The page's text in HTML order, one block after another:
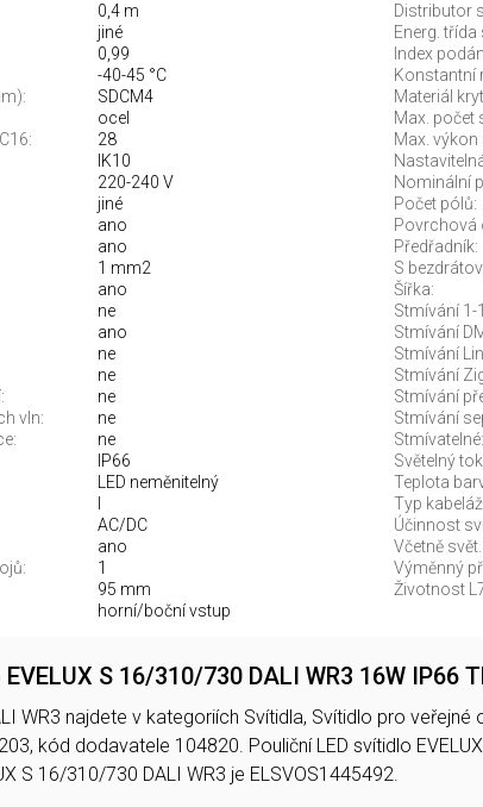
0,4 m Distributor
jiné Energ.
0,99 Index
-40-45 °C Konstantní
SDCM4 Materiál
ocel Max. počet
28 Max.
IK10
220-240 V Nominální
jiné Počet pólů:
ano Povrchová
ano Předřadník:
1 mm2 S
ano Šířka:
ne Stmívání 1-
ano Stmívání
ne Stmívání
ne Stmívání
ne Stmívání
vln:
ne Stmívání
ne Stmívatelné:
IP66 Světelný
LED neměnitelný Teplota
Typ
AC/DC Účinnost
ano Včetně
1 Výměnný
95 mm Životnost
horní/boční vstup
S 16/310/730 DALI WR3 16W IP66
WR3 najdete v kategoriích Svítidla, Svítidlo pro
kód dodavatele 104820. Pouliční LED svítidlo
S 16/310/730 DALI WR3 je ELSVOS1445492.